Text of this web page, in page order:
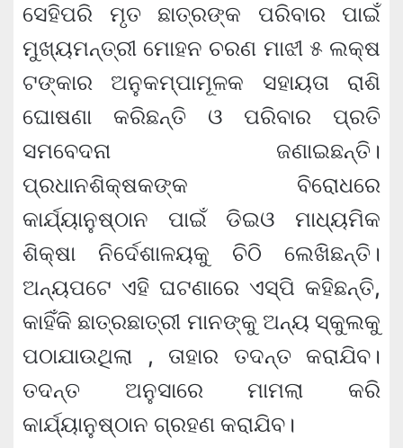
ସେହିପରି ମୃତ ଛାତ୍ରଙ୍କ ପରିବାର ପାଇଁ
ମୁଖ୍ୟମନ୍ତ୍ରୀ ମୋହନ ଚରଣ ମାଝୀ ୫ ଲକ୍ଷ
ଟଙ୍କାର ଅନୁକମ୍ପାମୂଳକ ସହାୟତା ରାଶି
ଘୋଷଣା କରିଛନ୍ତି ଓ ପରିବାର ପ୍ରତି
ସମବେଦନା ଜଣାଇଛନ୍ତି।
ପ୍ରଧାନଶିକ୍ଷକଙ୍କ ବିରୋଧରେ
କାର୍ଯ୍ୟାନୁଷ୍ଠାନ ପାଇଁ ଡିଇଓ ମାଧ୍ୟମିକ
ଶିକ୍ଷା ନିର୍ଦେଶାଳୟକୁ ଚିଠି ଲେଖିଛନ୍ତି।
ଅନ୍ୟପଟେ ଏହି ଘଟଣାରେ ଏସ୍‌ପି କହିଛନ୍ତି,
କାହିଁକି ଛାତ୍ରଛାତ୍ରୀ ମାନଙ୍କୁ ଅନ୍ୟ ସ୍କୁଲକୁ
ପଠାଯାଉଥିଲା , ତାହାର ତଦନ୍ତ କରାଯିବ।
ତଦନ୍ତ ଅନୁସାରେ ମାମଲା କରି
କାର୍ଯ୍ୟାନୁଷ୍ଠାନ ଗ୍ରହଣ କରାଯିବ।